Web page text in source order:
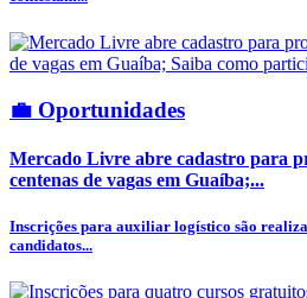
💼 Oportunidades
Mercado Livre abre cadastro para
centenas de vagas em Guaíba;...
Inscrições para auxiliar logístico são
candidatos...